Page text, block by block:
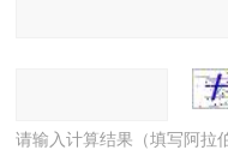
请输入计算结果（填写阿拉